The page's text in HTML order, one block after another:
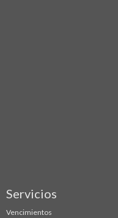
Servicios
Vencimientos